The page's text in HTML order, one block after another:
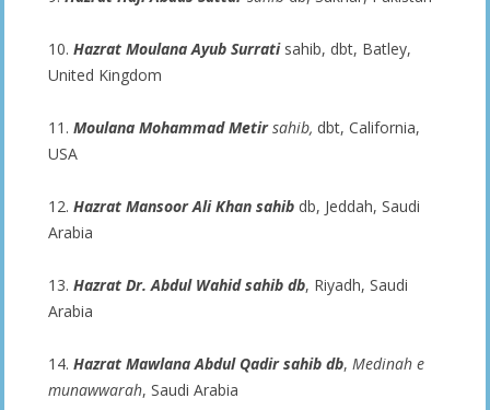
10. Hazrat Moulana Ayub Surratisahib, dbt, Batley,
United Kingdom
11. Moulana Mohammad Metir sahib, dbt, California,
USA
12. Hazrat Mansoor Ali Khan sahib db, Jeddah, Saudi
Arabia
13. Hazrat Dr. Abdul Wahid sahib db, Riyadh, Saudi
Arabia
14. Hazrat Mawlana Abdul Qadir sahib db, Medinah e
munawwarah, Saudi Arabia